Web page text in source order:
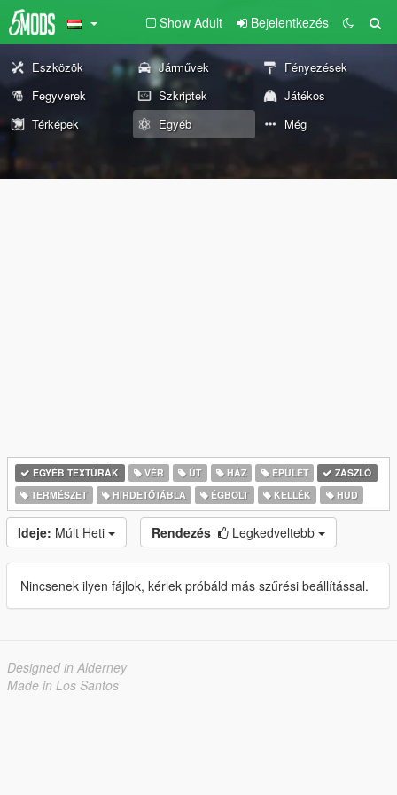
Show Adult Bejelentkezés
Eszközök Járművek
Fényezések
Fegyverek
Szkriptek
Játékos
Térképek
Egyéb Még
EGYÉB TEXTÚRÁK VÉR ÚT HÁZ ÉPÜLET
ZÁSZLÓ
TERMÉSZET
HIRDETŐTÁBLA ÉGBOLT KELLÉK HUD
Ideje: Múlt Heti Rendezés Legkedveltebb
Nincsenek ilyen fájlok, kérlek próbáld más szűrési beállítással.
Designed in Alderney
Made in Los Santos